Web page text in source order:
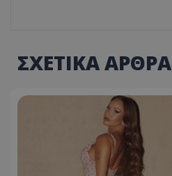
ΣΧΕΤΙΚΑ ΑΡΘΡΑ